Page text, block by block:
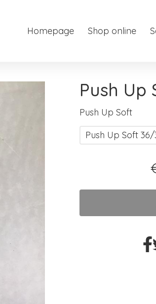
Homepage Shop online
Push Up
Push Up Soft
Push Up Soft 36/